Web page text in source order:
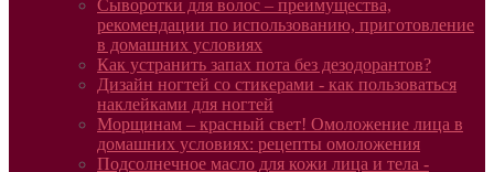
Сыворотки для волос – преимущества,
рекомендации по использованию, приготовление
в домашних условиях
Как устранить запах пота без дезодорантов?
Дизайн ногтей со стикерами - как пользоваться
наклейками для ногтей
Морщинам – красный свет! Омоложение лица в
домашних условиях: рецепты омоложения
Подсолнечное масло для кожи лица и тела -